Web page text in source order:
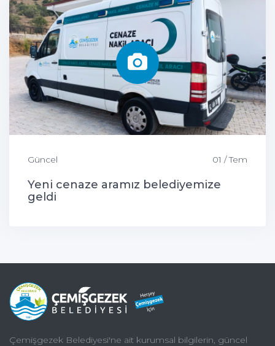
Güncel 01 / Tem
Yeni cenaze aramız belediyemize
geldi
Çemişgezek Belediyesi'ne ait kurumsal bilgilerin, güncel